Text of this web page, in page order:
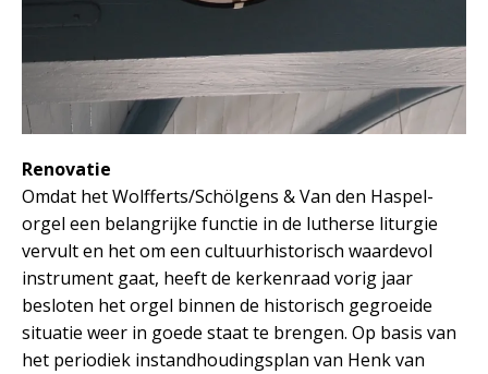
Renovatie
Omdat het Wolfferts/Schölgens & Van den Haspel-
orgel een belangrijke functie in de lutherse liturgie
vervult en het om een cultuurhistorisch waardevol
instrument gaat, heeft de kerkenraad vorig jaar
besloten het orgel binnen de historisch gegroeide
situatie weer in goede staat te brengen. Op basis van
het periodiek instandhoudingsplan van Henk van